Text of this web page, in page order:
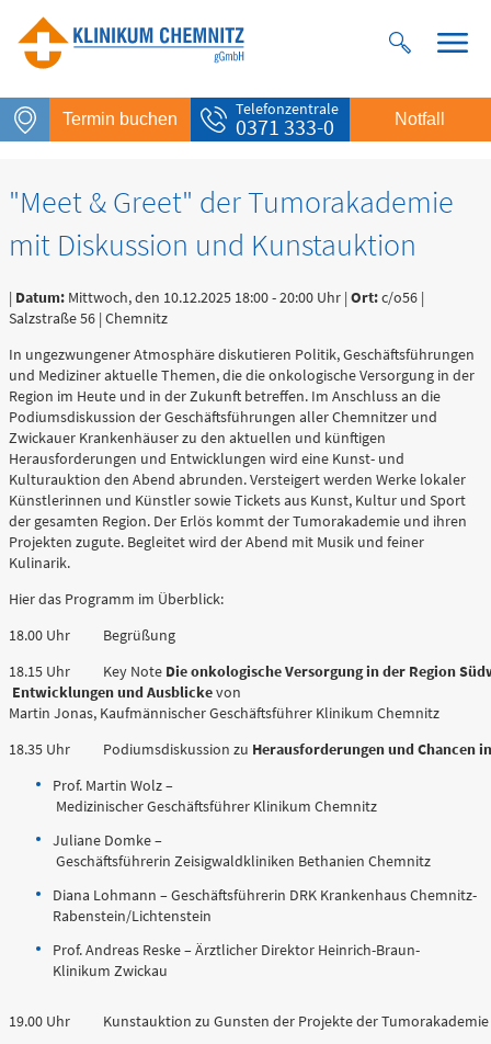
Termin buchen
Telefonzentrale
0371 333-0 Notfall
Notfall
Rettungsdienst
112
Giftnotruf
0361 730730
Ärztlicher Bereitschaftsdienst
Psychiatrische Notfallaufnahme
Für Erwachsene:
0371 - 333 12600
(Haus 2)
0371 - 333 12200
(Haus 8)
"Meet & Greet" der Tumorakademie
mit Diskussion und Kunstauktion
| Datum: Mittwoch, den 10.12.2025 18:00 - 20:00 Uhr | Ort:c/o56 |
Salzstraße 56 | Chemnitz
In ungezwungener Atmosphäre diskutieren Politik, Geschäftsführungen
und Mediziner aktuelle Themen, die die onkologische Versorgung in der
Region im Heute und in der Zukunft betreffen. Im Anschluss an die
Podiumsdiskussion der Geschäftsführungen aller Chemnitzer und
Zwickauer Krankenhäuser zu den aktuellen und künftigen
Herausforderungen und Entwicklungen wird eine Kunst- und
Kulturauktion den Abend abrunden. Versteigert werden Werke lokaler
Künstlerinnen und Künstler sowie Tickets aus Kunst, Kultur und Sport
der gesamten Region. Der Erlös kommt der Tumorakademie und ihren
Projekten zugute. Begleitet wird der Abend mit Musik und feiner
Kulinarik.
Hier das Programm im Überblick:
18.00 Uhr Begrüßung
18.15 Uhr Key Note Die onkologische Versorgung in der Region
Entwicklungen und Ausblickevon
Martin Jonas, Kaufmännischer Geschäftsführer Klinikum Chemnitz
18.35 Uhr Podiumsdiskussion zu Herausforderungen und Chancen
Prof. Martin Wolz –
Medizinischer Geschäftsführer Klinikum Chemnitz
Juliane Domke –
Geschäftsführerin Zeisigwaldkliniken Bethanien Chemnitz
Diana Lohmann – Geschäftsführerin DRK Krankenhaus Chemnitz-
Rabenstein/Lichtenstein
Prof. Andreas Reske – Ärztlicher Direktor Heinrich-Braun-
Klinikum Zwickau
19.00 Uhr Kunstauktion zu Gunsten der Projekte der Tumorakademie